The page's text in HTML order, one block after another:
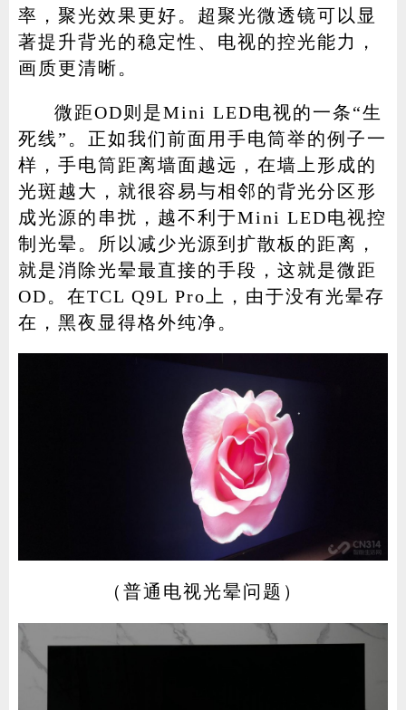
率，聚光效果更好。超聚光微透镜可以显
著提升背光的稳定性、电视的控光能力，
画质更清晰。
微距OD则是Mini LED电视的一条“生
死线”。正如我们前面用手电筒举的例子一
样，手电筒距离墙面越远，在墙上形成的
光斑越大，就很容易与相邻的背光分区形
成光源的串扰，越不利于Mini LED电视控
制光晕。所以减少光源到扩散板的距离，
就是消除光晕最直接的手段，这就是微距
OD。在TCL Q9L Pro上，由于没有光晕存
在，黑夜显得格外纯净。
（普通电视光晕问题）